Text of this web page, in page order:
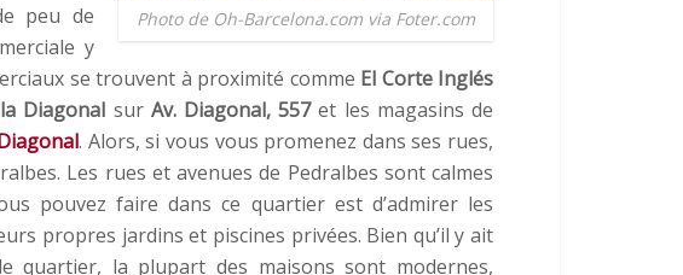
Photo de Oh-Barcelona.com via Foter.com
peu de
y
se trouvent à proximité comme El Corte Inglés
Diagonal sur Av. Diagonal, 557et les magasins de
. Alors, si vous vous promenez dans ses rues,
Les rues et avenues de Pedralbes sont calmes
pouvez faire dans ce quartier est d’admirer les
propres jardins et piscines privées. Bien qu’il y ait
quartier, la plupart des maisons sont modernes,